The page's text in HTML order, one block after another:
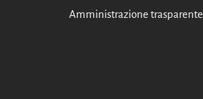
Amministrazione trasparente